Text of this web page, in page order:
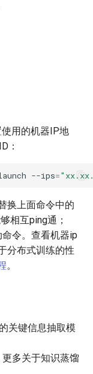
用的机器IP地
：
--ips=
换上面命令中的
相互ping通；
命令。查看机器ip
分布式训练的性
。
关键信息抽取模
更多关于知识蒸馏